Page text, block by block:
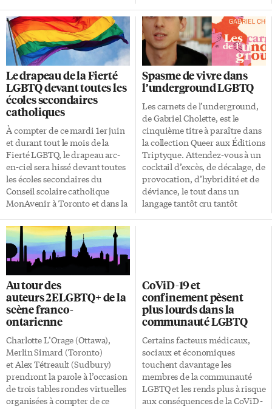
de leur essai écrit à quatre
mains sur la réalité «queer».
Grandena enseigne à Ottawa,
Landry à Victoria. L’ouvrage
s’ouvre sur un rappel de la
tuerie du 12 juin 2016 à
Orlando, dans le Pulse
Nightclub fréquenté
principalement par des
homosexuels. 49 personnes
tuées, des dizaines d’autres
blessées. L’une des pires
attaques queerphobes sur le
continent américain depuis
longtemps. Était-ce encore
possible? Lutte […]
désaccord avec son
environnement familial. Adam
et Ève, pas Adam et Yves ! Nous
sommes à Paris, en 2012. La
narratrice est Louve, 16 ans, et
c’est son frère de 15 ans qui
s’appelle Jonas. Inséparables,
presque comme des jumeaux,
ils fréquentent un lycée
catholique, et leurs parents
affichent ouvertement leur
homophobie, notamment leur
opposition farouche au
mariage de même sexe.
Plusieurs passages […]
Le drapeau de la Fierté
LGBTQ devant toutes les
écoles secondaires
catholiques
À compter de ce mardi 1er juin
et durant tout le mois de la
Fierté LGBTQ, le drapeau arc-
en-ciel sera hissé devant toutes
les écoles secondaires du
Conseil scolaire catholique
MonAvenir à Toronto et dans la
décision – une première – a été
entérinée par les conseillers
scolaires lors de sa réunion du
26 mai. Le drapeau arc-en-ciel
est un symbole des droits et de
la voix des personnes
homosexuelles, bisexuelles,
transsexuelles ou queer
(LGBTQ). Le drapeau LGBTQ
proposé par les élèves
conseillères La motion a été
présentée suite aux démarches
des élèves conseillères qui ont
agi […]
Spasme de vivre dans
l’underground LGBTQ
Les carnets de l’underground,
de Gabriel Cholette, est le
cinquième titre à paraître dans
la collection Queer aux Éditions
Triptyque. Attendez-vous à un
cocktail d’excès, de décalage, de
provocation, d’hybridité et de
déviance, le tout dans un
langage tantôt cru tantôt
matériau littéraire qu’il a
travaillé selon les codes
d’Instagram. Mais comme il y a
des choses qui se partagent
assez mal en «stories» de 15
secondes, Cholette a créé le
compte @carnetunderground
qui lui a permis d’écrire
librement des chroniques […]
Au tour des
auteurs 2ELGBTQ+ de la
scène franco-
ontarienne
Charlotte L’Orage (Ottawa),
Merlin Simard (Toronto)
et Alex Tétreault (Sudbury)
prendront la parole à l’occasion
de trois tables rondes virtuelles
organisées à compter de ce
CoViD-19 et
confinement pèsent
plus lourds dans la
communauté LGBTQ
Certains facteurs médicaux,
sociaux et économiques
touchent davantage les
membres de la communauté
LGBTQ et les rends plus à risque
aux conséquences de la CoViD-